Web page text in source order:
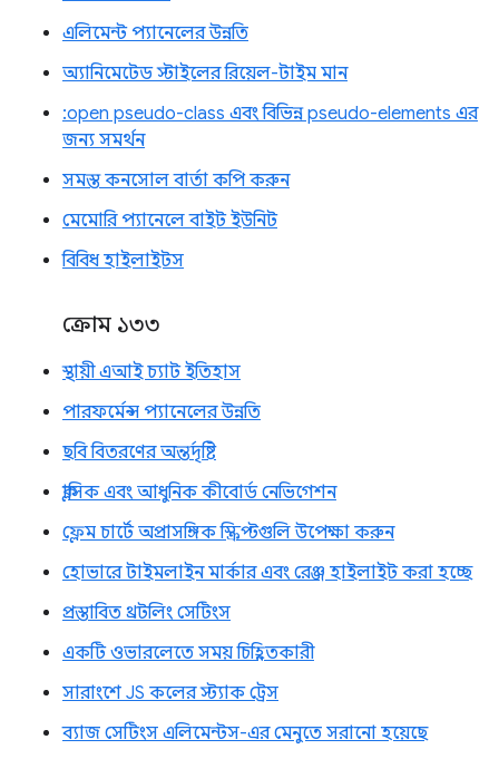
এলিমেন্ট প্যানেলের উন্নতি
অ্যানিমেটেড স্টাইলের রিয়েল-টাইম মান
:open pseudo-class এবং বিভিন্ন pseudo-elements এর
জন্য সমর্থন
সমস্ত কনসোল বার্তা কপি করুন
মেমোরি প্যানেলে বাইট ইউনিট
বিবিধ হাইলাইটস
ক্রোম ১৩৩
স্থায়ী এআই চ্যাট ইতিহাস
পারফর্মেন্স প্যানেলের উন্নতি
ছবি বিতরণের অন্তর্দৃষ্টি
ক্লাসিক এবং আধুনিক কীবোর্ড নেভিগেশন
ফ্লেম চার্টে অপ্রাসঙ্গিক স্ক্রিপ্টগুলি উপেক্ষা করুন
হোভারে টাইমলাইন মার্কার এবং রেঞ্জ হাইলাইট করা হচ্ছে
প্রস্তাবিত থ্রটলিং সেটিংস
একটি ওভারলেতে সময় চিহ্নিতকারী
সারাংশে JS কলের স্ট্যাক ট্রেস
ব্যাজ সেটিংস এলিমেন্টস-এর মেনুতে সরানো হয়েছে